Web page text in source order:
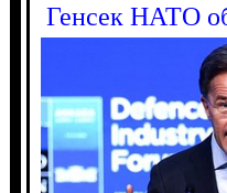
Генсек НАТО